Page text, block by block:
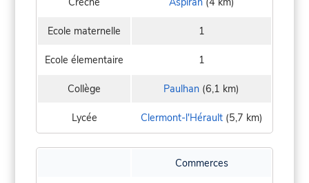
Ecole maternelle 1
Ecole élementaire 1
Collège Paulhan (6,1 km)
Lycée Clermont-l'Hérault(5,7 km)
Commerces